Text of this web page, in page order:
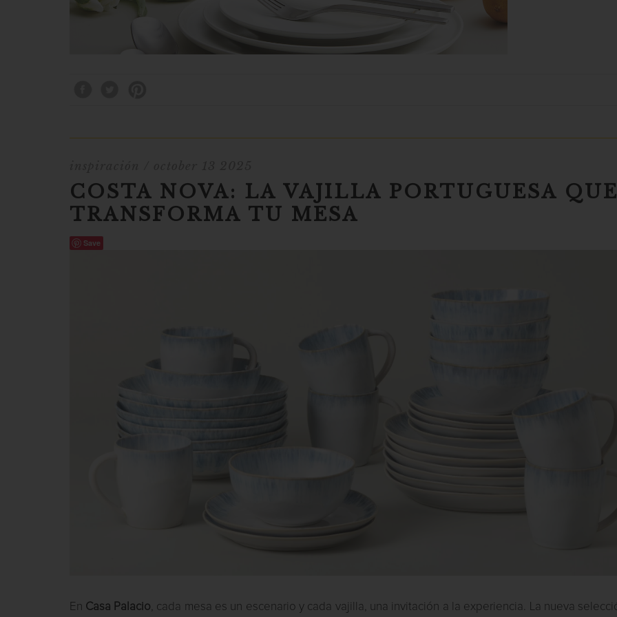
COSTA NOVA: LA VAJILLA PORTUGUESA
TRANSFORMA TU MESA
Save
En Casa Palacio, cada mesa es un escenario y cada vajilla, una invitación a la experiencia. La nueva